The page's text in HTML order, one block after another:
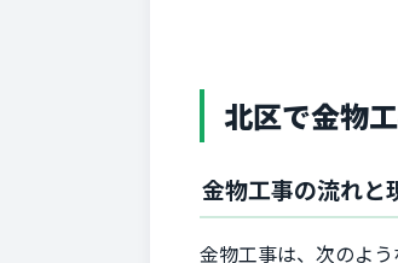
北区で金物
金物工事の流れと
金物工事は、次のよ